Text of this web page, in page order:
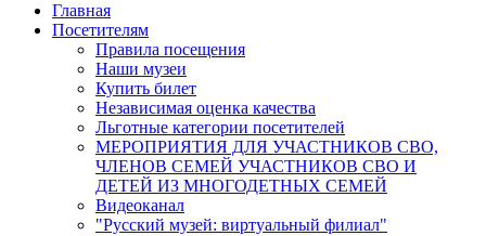
Главная
Посетителям
Правила посещения
Наши музеи
Купить билет
Независимая оценка качества
Льготные категории посетителей
МЕРОПРИЯТИЯ ДЛЯ УЧАСТНИКОВ СВО,
ЧЛЕНОВ СЕМЕЙ УЧАСТНИКОВ СВО И
ДЕТЕЙ ИЗ МНОГОДЕТНЫХ СЕМЕЙ
Видеоканал
"Русский музей: виртуальный филиал"